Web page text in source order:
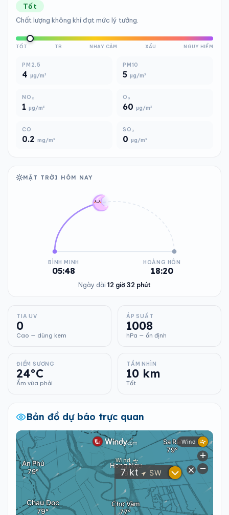
Tốt
Chất lượng không khí đạt mức lý tưởng.
TỐT TB NHẠY CẢM XẤU NGUY HIỂM
PM2.5
4 µg/m³
PM10
5 µg/m³
NO₂
1 µg/m³
O₃
60 µg/m³
CO
0.2 mg/m³
SO₂
0 µg/m³
MẶT TRỜI HÔM NAY
BÌNH MINH
05:48
HOÀNG HÔN
18:20
Ngày dài 12 giờ 32 phút
TIA UV
0
Cao — dùng kem
ÁP SUẤT
1008
hPa — ổn định
ĐIỂM SƯƠNG
24°C
Ẩm vừa phải
TẦM NHÌN
10 km
Tốt
Bản đồ dự báo trực quan